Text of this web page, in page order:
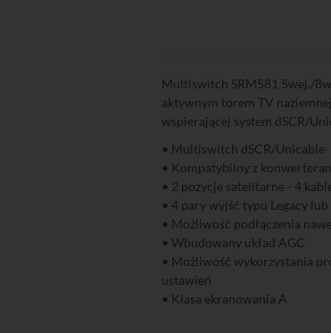
Multiswitch SRM581 5wej./
aktywnym torem TV
wspierającej system dSCR/
• Multiswitch dSCR/Unicable
• Kompatybilny z
• 2 pozycje satelitarne - 4
• 4 pary wyjść typu Legacy
• Możliwość podłączenia
• Wbudowany układ AGC
• Możliwość wykorzystania
ustawień
• Klasa ekranowania A